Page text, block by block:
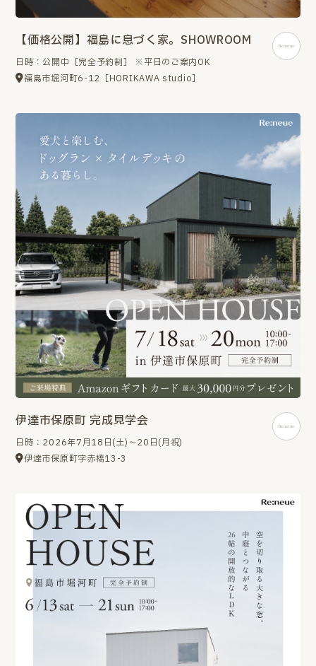
【価格公開】福島に息づく家。SHOWROOM
日時：公開中［完全予約制］ ※平日のご案内OK
福島市堀河町6-12［HORIKAWA studio］
伊達市保原町 完成見学会
日時：2026年7月18日(土)～20日(月祝)
伊達市保原町字赤橋13-3